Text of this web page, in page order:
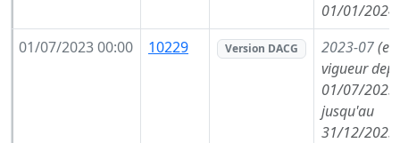
01/01/2024)
01/07/2023 00:00
10229 Version DACG 2023-07(en
vigueur
01/07/2023,
jusqu'au
31/12/2023,